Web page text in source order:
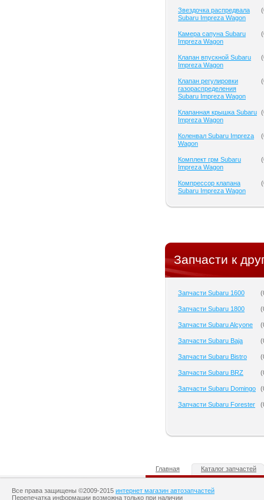
Звездочка распредвала
Subaru Impreza Wagon
(
Камера сапуна Subaru
Impreza Wagon
(
Клапан впускной Subaru
Impreza Wagon
(
Клапан регулировки
газораспределения
Subaru Impreza Wagon
(
Клапанная крышка Subaru
Impreza Wagon
(
Коленвал Subaru Impreza
Wagon
(
Комплект грм Subaru
Impreza Wagon
(
Компрессор клапана
Subaru Impreza Wagon
(
Запчасти к
Запчасти Subaru 1600 (
Запчасти Subaru 1800 (
Запчасти Subaru Alcyone (
Запчасти Subaru Baja (
Запчасти Subaru Bistro (
Запчасти Subaru BRZ (
Запчасти Subaru Domingo (
Запчасти Subaru Forester (
Главная Каталог запчастей
Все права защищены ©2009-2015 интернет магазин автозапчастей
Перепечатка информации возможна только при наличии